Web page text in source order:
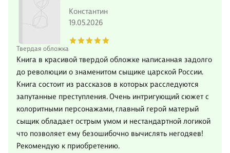
Твердая обложка
Константин
19.05.2026
Книга в красивой твердой обложке написанная задолго
до революции о знаменитом сыщике царской России.
Книга состоит из рассказов в которых расследуются
запутанные преступления. Очень интригующий сюжет с
колоритными персонажами, главный герой матерый
сыщик обладает острым умом и нестандартной логикой
что позволяет ему безошибочно вычислять негодяев!
Рекомендую к приобретению.